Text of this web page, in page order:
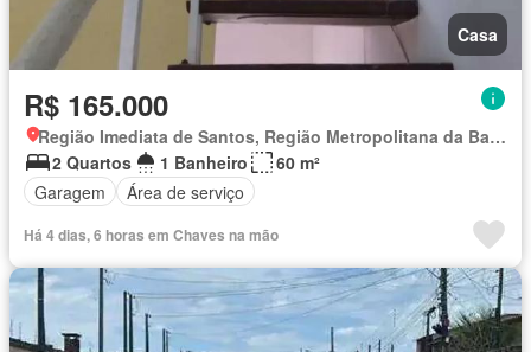
Casa
R$ 165.000
Região Imediata de Santos, Região Metropolitana da Baixada Santista
2 Quartos
1 Banheiro
60 m²
Garagem
Área de serviço
Há 4 dias, 6 horas em Chaves na mão